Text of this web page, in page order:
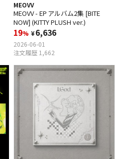
MEOVV
MEOVV - EP アルバム2集 [BITE
NOW] (KITTY PLUSH ver.)
19% ¥6,636
2026-06-01
注文履歴 1,662